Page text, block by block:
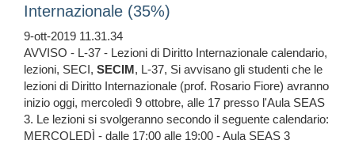
Internazionale (35%)
9-ott-2019 11.31.34
AVVISO - L-37 - Lezioni di Diritto Internazionale calendario,
lezioni, SECI, SECIM, L-37, Si avvisano gli studenti che le
lezioni di Diritto Internazionale (prof. Rosario Fiore) avranno
inizio oggi, mercoledì 9 ottobre, alle 17 presso l'Aula SEAS
3. Le lezioni si svolgeranno secondo il seguente calendario:
MERCOLEDÌ - dalle 17:00 alle 19:00 - Aula SEAS 3